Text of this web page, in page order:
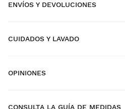
ENVÍOS Y DEVOLUCIONES
Envío a domicilio
CUIDADOS Y LAVADO
OPINIONES
CONSULTA LA GUÍA DE MEDIDAS